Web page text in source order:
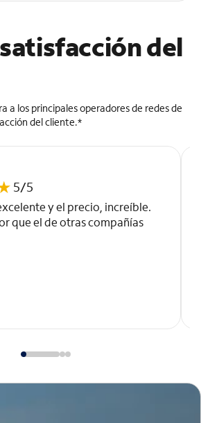
del
a los principales operadores de redes de
del cliente.*
5/5
y el precio, increíble.
que el de otras compañías